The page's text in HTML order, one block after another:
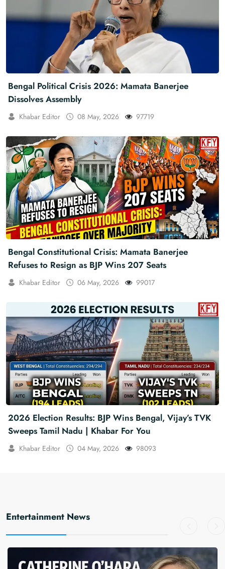
Bengal Political Crisis 2026: Mamata Banerjee
Dissolves Assembly
Khabar Editor 08 May, 2026 97719
Bengal Constitutional Crisis: Mamata Banerjee
Refuses to Resign as BJP Wins 207 Seats
Khabar Editor 06 May, 2026 99017
2026 Election Results: BJP Wins Bengal, Vijay’s TVK
Sweeps Tamil Nadu | Khabar For You
Khabar Editor 04 May, 2026 98093
Entertainment News